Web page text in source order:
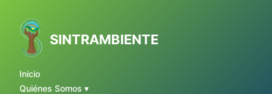
SINTRAMBIENTE
Inicio
Quiénes Somos ▾
contenido